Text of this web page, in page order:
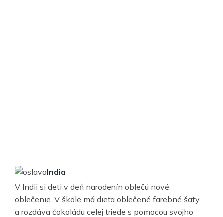
India
V Indii si deti v deň narodenín oblečú nové
oblečenie. V škole má dieťa oblečené farebné šaty
a rozdáva čokoládu celej triede s pomocou svojho